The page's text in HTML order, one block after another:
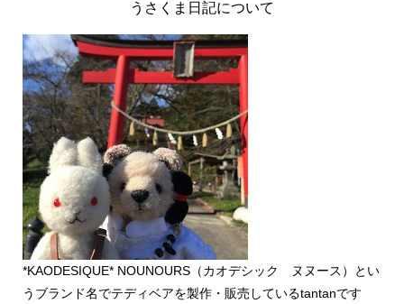
うさくま日記について
*KAODESIQUE* NOUNOURS（カオデシック ヌヌース）とい
うブランド名でテディベアを製作・販売しているtantanです